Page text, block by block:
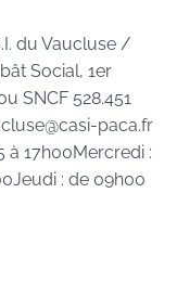
du Vaucluse /
Social, 1er
SNCF 528.451
paca.fr
à 17h00Mercredi :
: de 09h00